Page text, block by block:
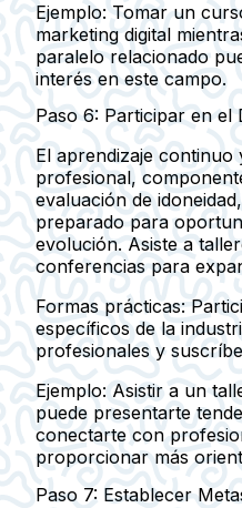
Ejemplo: Tomar un
marketing digital
paralelo relacionado
interés en este campo.
Paso 6: Participar en
El aprendizaje continuo
profesional,
evaluación de
preparado para
evolución. Asiste a
conferencias para
Formas prácticas:
específicos de la
profesionales y
Ejemplo: Asistir a un
puede presentarte
conectarte con
proporcionar más
Paso 7: Establecer